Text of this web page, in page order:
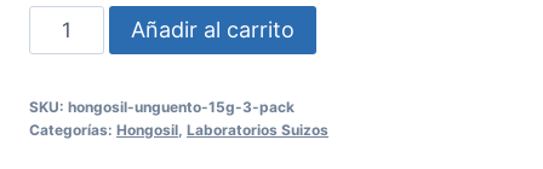
HONGOSIL
UNGUENTO
3
Añadir al carrito
SKU: hongosil-unguento-15g-3-pack
Categorías: Hongosil Laboratorios Suizos